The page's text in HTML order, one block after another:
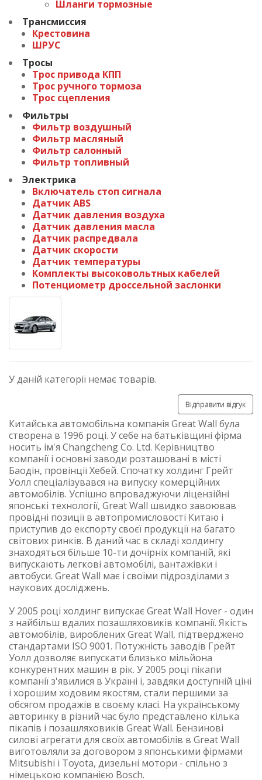
Шланги тормозные
Трансмиссия
Крестовина
ШРУС
Тросы
Трос привода КПП
Трос ручного тормоза
Трос сцепления
Фильтры
Фильтр воздушный
Фильтр масляный
Фильтр салонный
Фильтр топливный
Электрика
Включатель стоп сигнала
Датчик ABS
Датчик давления воздуха
Датчик давления масла
Датчик распредвала
Датчик скорости
Датчик температуры
Комплекты высоковольтных кабелей
Потенциометр дроссельной заслонки
У даній категорії немає товарів.
Відправити відгук
Китайська автомобільна компанія Great Wall була
створена в 1996 році. У себе на батьківщині фірма
носить ім'я Changcheng Co. Ltd. Керівництво
компанії і основні заводи розташовані в місті
Баодін, провінції Хебей. Спочатку холдинг Грейт
Уолл спеціалізувався на випуску комерційних
автомобілів. Успішно впроваджуючи ліцензійні
японські технології, Great Wall швидко завоював
провідні позиції в автопромисловості Китаю і
приступив до експорту своєї продукції на багато
світових ринків. В даний час в складі холдингу
знаходяться більше 10-ти дочірніх компаній, які
випускають легкові автомобілі, вантажівки і
автобуси. Great Wall має і своїми підрозділами з
наукових досліджень.
У 2005 році холдинг випускає Great Wall Hover - один
з найбільш вдалих позашляховиків компанії. Якість
автомобілів, вироблених Great Wall, підтверджено
стандартами ISO 9001. Потужність заводів Грейт
Уолл дозволяє випускати близько мільйона
конкурентних машин в рік. У 2005 році пікапи
компанії з'явилися в Україні і, завдяки доступній ціні
і хорошим ходовим якостям, стали першими за
обсягом продажів в своєму класі. На українському
авторинку в різний час було представлено кілька
пікапів і позашляховиків Great Wall. Бензинові
силові агрегати для своїх автомобілів в Great Wall
виготовляли за договором з японськими фірмами
Mitsubishi і Toyota, дизельні мотори - спільно з
німецькою компанією Bosch.